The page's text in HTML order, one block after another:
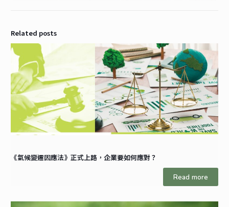
Related posts
《氣候變遷因應法》正式上路，企業要如何應對？
Read more